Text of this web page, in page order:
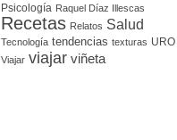
Psicología Raquel Díaz Illescas
Recetas Relatos Salud
Tecnología tendencias texturas URO
Viajar viajar viñeta